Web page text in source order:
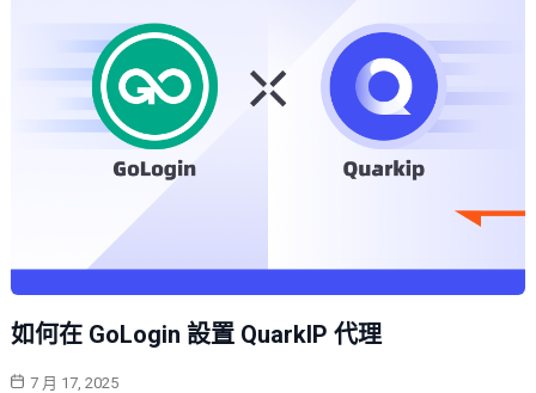
如何在 GoLogin 設置 QuarkIP 代理
7 月 17, 2025